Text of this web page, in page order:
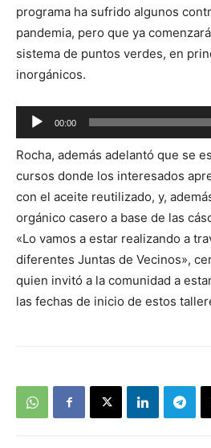
programa ha sufrido algunos
pandemia, pero que ya
sistema de puntos verdes, en
inorgánicos.
Reproductor
de
audio
00:00
Rocha, además adelantó que se
cursos donde los interesados
con el aceite reutilizado, y,
orgánico casero a base de las
«Lo vamos a estar realizando a
diferentes Juntas de Vecinos»,
quien invitó a la comunidad a
las fechas de inicio de estos